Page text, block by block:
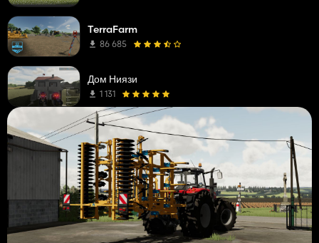
TerraFarm
86 685
Дом Ниязи
1 131